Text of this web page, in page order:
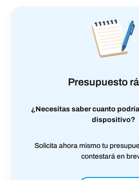
Presupuesto
¿Necesitas saber cuanto
dispositivo?
Solicita ahora mismo tu
contestará en